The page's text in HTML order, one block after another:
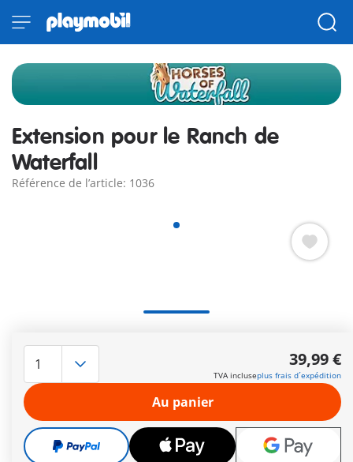
Extension pour le Ranch de
Waterfall
Référence de l’article: 1036
Horses of Waterfall, qui s'intègre parfaitement au Ranch de
Waterfall (71351), ouvrant ainsi de nouvelles perspectives
pour des scénarios de jeu aventureux. Grâce à cette
extension, crée facilement un environnement diversifié pour
les fabuleux chevaux de l'univers équestre PLAYMOBIL. Les
coffrets Horses of Waterfall sont fabriqués avec plus de 80%
de matériaux recyclés ou biosourcés en moyenne.
Autres informations
39,99 €
TVA incluseplus frais d´expédition
Au panier